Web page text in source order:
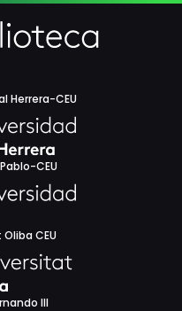
Herrera-CEU
CEU
CEU
III